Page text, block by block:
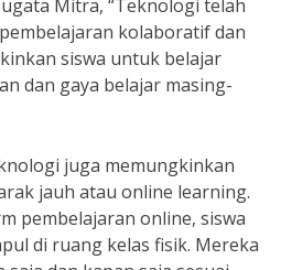
Mitra, “Teknologi telah
kolaboratif dan
siswa untuk belajar
dan gaya belajar masing-
juga memungkinkan
jauh atau online learning.
pembelajaran online, siswa
di ruang kelas fisik. Mereka